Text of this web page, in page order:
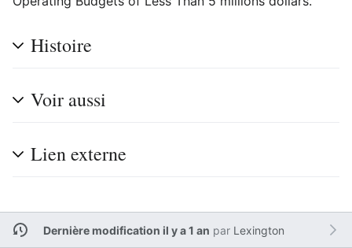
Histoire
Voir aussi
Lien externe
Dernière modification il y a 1 an par Lexington